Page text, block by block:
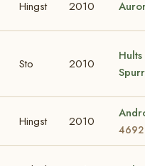
Hingst 2010
Sto 2010
Hults
Hingst 2010
4692